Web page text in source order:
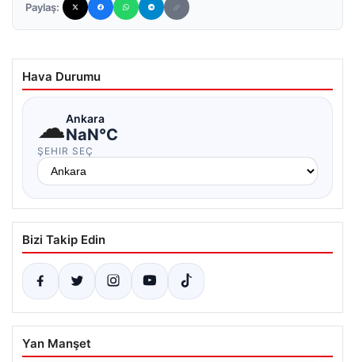
Paylaş:
Hava Durumu
☁Ankara
NaN°C
ŞEHIR SEÇ
Bizi Takip Edin
Yan Manşet